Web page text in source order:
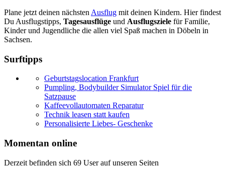
Plane jetzt deinen nächsten Ausflug mit deinen Kindern. Hier findest
Du Ausflugstipps, Tagesausflüge und Ausflugsziele für Familie,
Kinder und Jugendliche die allen viel Spaß machen in Döbeln in
Sachsen.
Surftipps
Geburtstagslocation Frankfurt
Pumpling, Bodybuilder Simulator Spiel für die
Satzpause
Kaffeevollautomaten Reparatur
Technik leasen statt kaufen
Personalisierte Liebes- Geschenke
Momentan online
Derzeit befinden sich 69 User auf unseren Seiten